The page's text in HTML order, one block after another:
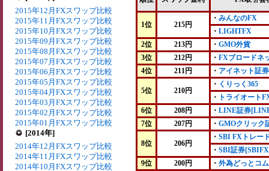
2015年12月FXスワップ比較
2015年11月FXスワップ比較
2015年10月FXスワップ比較
2015年09月FXスワップ比較
2015年08月FXスワップ比較
2015年07月FXスワップ比較
2015年06月FXスワップ比較
2015年05月FXスワップ比較
2015年04月FXスワップ比較
2015年03月FXスワップ比較
2015年02月FXスワップ比較
2015年01月FXスワップ比較
[2014年]
2014年12月FXスワップ比較
2014年11月FXスワップ比較
2014年10月FXスワップ比較
1位 215円
・ みんなのFX
・ LIGHTFX
2位
213円 ・ GMO外貨
3位
212円 ・ FXブロードネ
4位
211円 ・ アイネット証券
5位 210円
・ くりっく365
・
トライオート
6位
208円 ・ LINE証券
7位
207円 ・ GMOクリック
8位 206円
・ SBI FXトレー
・ SBI証券
9位
200円 ・ 外為どっとコム